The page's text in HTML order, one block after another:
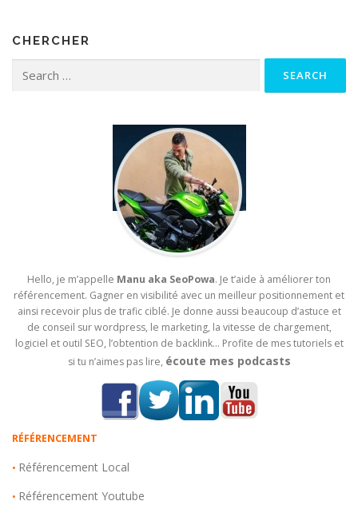
CHERCHER
Hello, je m’appelle Manu aka SeoPowa. Je t’aide à améliorer ton
référencement. Gagner en visibilité avec un meilleur positionnement et
ainsi recevoir plus de trafic ciblé. Je donne aussi beaucoup d’astuce et
de conseil sur wordpress, le marketing, la vitesse de chargement,
logiciel et outil SEO, l’obtention de backlink… Profite de mes tutoriels et
si tu n’aimes pas lire, écoute mes podcasts
RÉFÉRENCEMENT
• Référencement Local
• Référencement Youtube